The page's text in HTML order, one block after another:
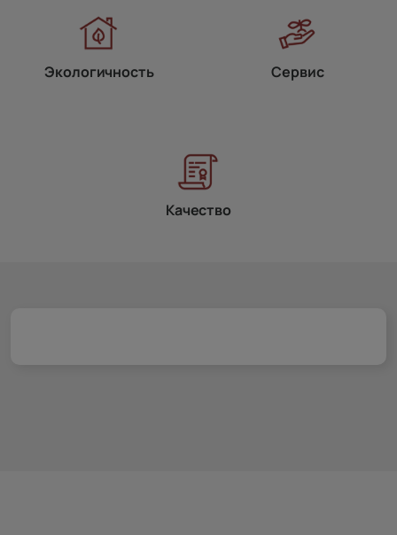
Экологичность Сервис
Качество